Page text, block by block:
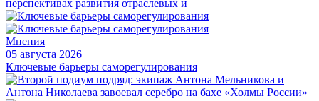
перспективах развития отраслевых и
Мнения
05 августа 2026
Ключевые барьеры саморегулирования